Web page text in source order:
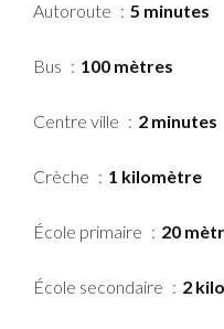
Autoroute 5 minutes
Bus 100 mètres
Centre ville 2 minutes
Crèche 1 kilomètre
École primaire 20
École secondaire 2